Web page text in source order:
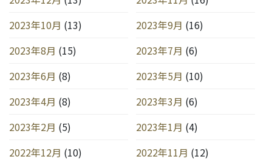
2023年10月 (13) 2023年9月 (16)
2023年8月 (15) 2023年7月 (6)
2023年6月 (8) 2023年5月 (10)
2023年4月 (8) 2023年3月 (6)
2023年2月 (5) 2023年1月 (4)
2022年12月 (10) 2022年11月 (12)